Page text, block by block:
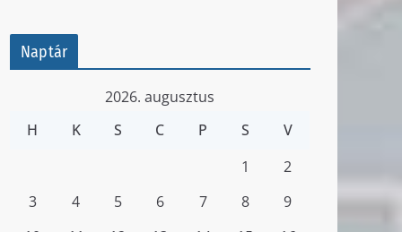
Naptár
2026. augusztus
H
K S C P S V
1
2
3
4 5 6 7 8
9